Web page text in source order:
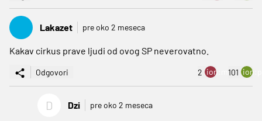
Lakazet pre oko 2 meseca
Kakav cirkus prave ljudi od ovog SP neverovatno.
Odgovori 2 ion:minus
101
D Dzi pre oko 2 meseca